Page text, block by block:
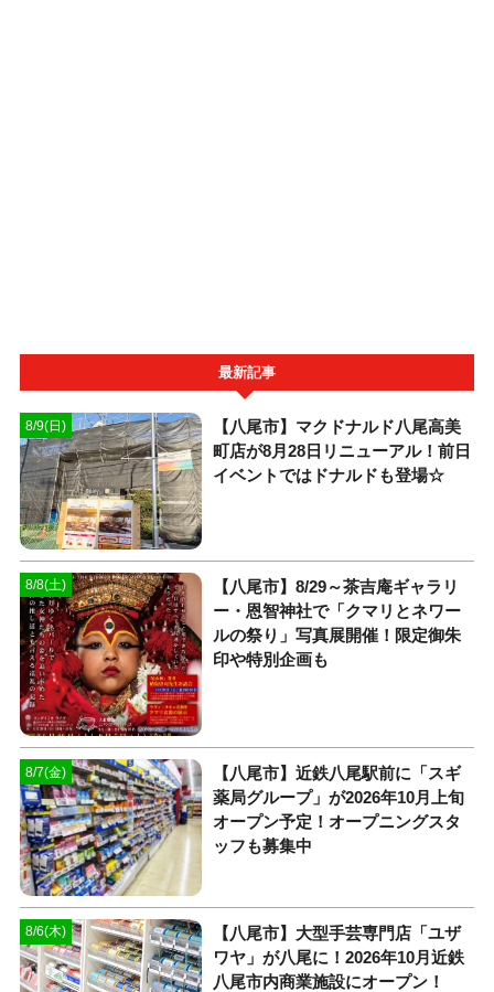
最新記事
8/9(日)
【八尾市】マクドナルド八尾高美
町店が8月28日リニューアル！前日
イベントではドナルドも登場☆
8/8(土)
【八尾市】8/29～茶吉庵ギャラリ
ー・恩智神社で「クマリとネワー
ルの祭り」写真展開催！限定御朱
印や特別企画も
8/7(金)
【八尾市】近鉄八尾駅前に「スギ
薬局グループ」が2026年10月上旬
オープン予定！オープニングスタ
ッフも募集中
8/6(木)
【八尾市】大型手芸専門店「ユザ
ワヤ」が八尾に！2026年10月近鉄
八尾市内商業施設にオープン！